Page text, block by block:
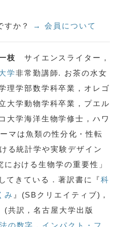
すか？
→ 会員について
枝 サイエンスライター，
学非常勤講師. お茶の水女
理学部数学科卒業，オレゴ
大学動物学科卒業，プエル
大学海洋生物学修士，ハワ
マは魚類の性分化・性転
る統計学や実験デザイン
おける生物学の重要性」
てきている．著訳書に『科
み 』(SBクリエイティブ)，
(共訳，名古屋大学出版
の数字，インパクト・フ